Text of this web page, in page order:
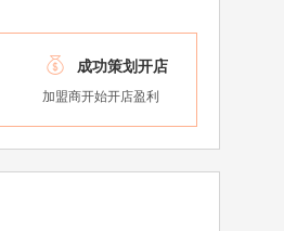
 成功策划开店
加盟商开始开店盈利